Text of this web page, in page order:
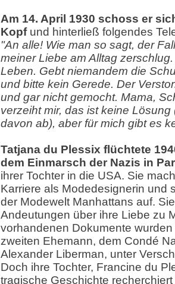
Am 14. April 1930 schoss er
Kopfund hinterließ folgendes
"An alle! Wie man so sagt, der
meiner Liebe am Alltag
Leben. Gebt niemandem die
und bitte kein Gerede. Der
und gar nicht gemocht. Mama,
verzeiht mir, das ist keine
davon ab), aber für mich gibt es
Tatjana du Plessix flüchtete
dem Einmarsch der Nazis in
ihrer Tochter in die USA. Sie
Karriere als Modedesignerin und
der Modewelt Manhattans auf.
Andeutungen über ihre Liebe zu
vorhandenen Dokumente
zweiten Ehemann, dem Condé
Alexander Liberman, unter
Doch ihre Tochter, Francine du
tragische Geschichte